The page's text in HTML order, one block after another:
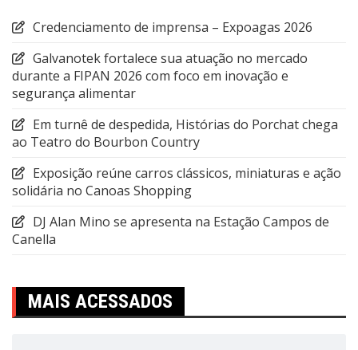
Credenciamento de imprensa – Expoagas 2026
Galvanotek fortalece sua atuação no mercado
durante a FIPAN 2026 com foco em inovação e
segurança alimentar
Em turnê de despedida, Histórias do Porchat chega
ao Teatro do Bourbon Country
Exposição reúne carros clássicos, miniaturas e ação
solidária no Canoas Shopping
DJ Alan Mino se apresenta na Estação Campos de
Canella
MAIS ACESSADOS